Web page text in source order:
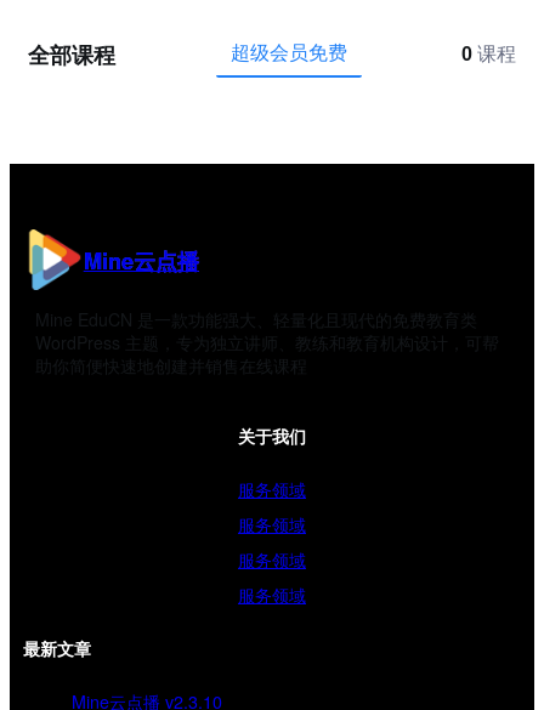
全部课程 超级会员免费 0 课程
Mine云点播
Mine EduCN 是一款功能强大、轻量化且现代的免费教育类
WordPress 主题，专为独立讲师、教练和教育机构设计，可帮
助你简便快速地创建并销售在线课程
关于我们
服务领域
服务领域
服务领域
服务领域
最新文章
Mine云点播 v2.3.10